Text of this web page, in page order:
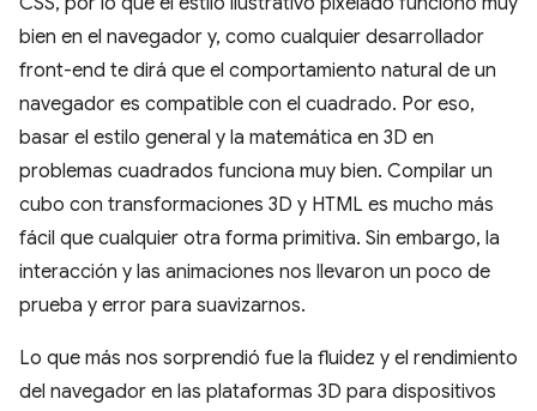
bien en el navegador y, como cualquier desarrollador
front-end te dirá que el comportamiento natural de un
navegador es compatible con el cuadrado. Por eso,
basar el estilo general y la matemática en 3D en
problemas cuadrados funciona muy bien. Compilar un
cubo con transformaciones 3D y HTML es mucho más
fácil que cualquier otra forma primitiva. Sin embargo, la
interacción y las animaciones nos llevaron un poco de
prueba y error para suavizarnos.
Lo que más nos sorprendió fue la fluidez y el rendimiento
del navegador en las plataformas 3D para dispositivos